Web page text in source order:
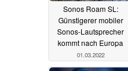
Sonos Roam SL:
Günstigerer mobiler
Sonos-Lautsprecher
kommt nach Europa
01.03.2022